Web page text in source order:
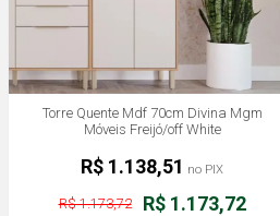
Torre Quente Mdf 70cm Divina Mgm
Móveis Freijó/off White
R$ 1.173,72
R$ 1.173,72
R$ 1.138,51 no PIX